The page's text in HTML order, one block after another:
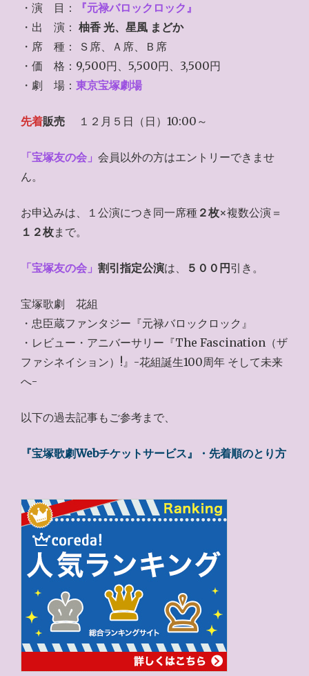
・演 目：
『元禄バロックロック』
・出 演： 柚香 光、星風 まどか
・席 種： Ｓ席、Ａ席、Ｂ席
・価 格：9,500円、5,500円、3,500円
・劇 場： 東京宝塚劇場
先着販売 １２月５日（日）10:00～
「宝塚友の会」 会員以外の方はエントリーできませ
ん。
お申込みは、１公演につき同一席種 ２枚×複数公演＝
１２枚まで。
「宝塚友の会」 割引指定公演は、 ５００円 引き。
宝塚歌劇 花組
・忠臣蔵ファンタジー『元禄バロックロック』
・レビュー・アニバーサリー『The Fascination（ザ
ファシネイション）!』-花組誕生100周年 そして未来
へ-
以下の過去記事もご参考まで、
『宝塚歌劇Webチケットサービス』・先着順のとり方